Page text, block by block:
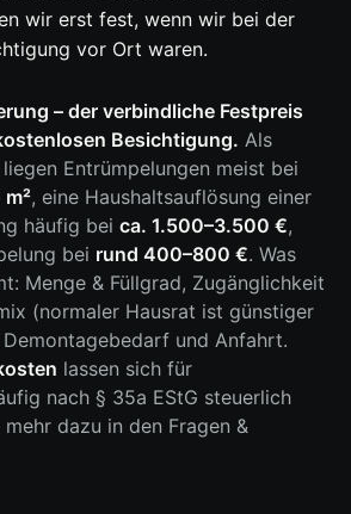
wir erst fest, wenn wir bei der
vor Ort waren.
– der verbindliche Festpreis
Besichtigung. Als
Entrümpelungen meist bei
, eine Haushaltsauflösung einer
häufig bei ca. 1.500–3.500 €,
bei rund 400–800 €. Was
Menge & Füllgrad, Zugänglichkeit
(normaler Hausrat ist günstiger
und Anfahrt.
lassen sich für
nach § 35a EStG steuerlich
dazu in den Fragen &